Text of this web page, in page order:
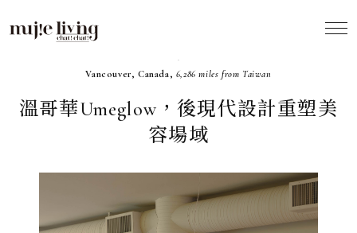
Vancouver, Canada, 6,286 miles from Taiwan
溫哥華Umeglow，後現代設計重塑美
容場域